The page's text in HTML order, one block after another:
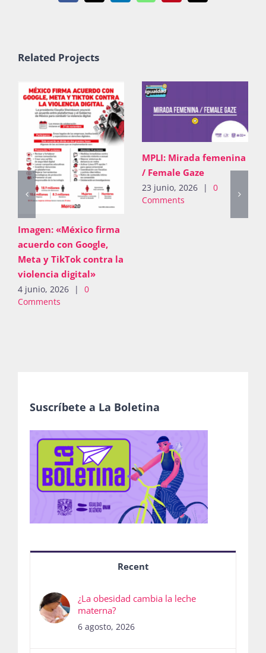
Related Projects
Imagen: «México firma
acuerdo con Google,
Meta y TikTok contra la
violencia digital»
4 junio, 2026 |
0
Comments
MPLI: Mirada femenina
/ Female Gaze
23 junio, 2026 |
0
Comments
Suscríbete a La Boletina
Recent
¿La obesidad cambia la leche
materna?
6 agosto, 2026